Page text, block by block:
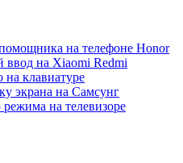
на телефоне Honor
ввод на Xiaomi Redmi
клавиатуре
экрана на Самсунг
на телевизоре